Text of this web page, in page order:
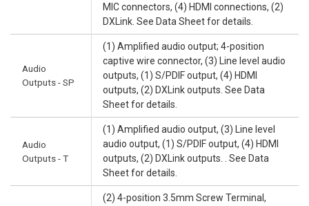
MIC connectors, (4) HDMI connections, (2)
DXLink. See Data Sheet for details.
Audio
Outputs - SP
(1) Amplified audio output; 4-position
captive wire connector, (3) Line level audio
outputs, (1) S/PDIF output, (4) HDMI
outputs, (2) DXLink outputs. See Data
Sheet for details.
Audio
Outputs - T
(1) Amplified audio output, (3) Line level
audio output, (1) S/PDIF output, (4) HDMI
outputs, (2) DXLink outputs. . See Data
Sheet for details.
(2) 4-position 3.5mm Screw Terminal,